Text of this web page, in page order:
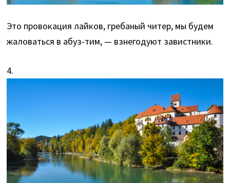
Это провокация лайков, гребаный читер, мы будем
жаловаться в абуз-тим, — взнегодуют завистники.
4.